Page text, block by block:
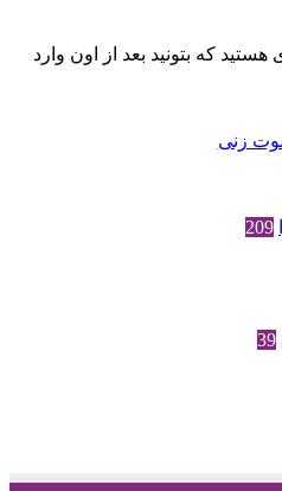
که بتونید بعد از اون وارد
209
39